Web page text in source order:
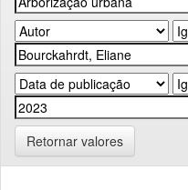
Retornar valores